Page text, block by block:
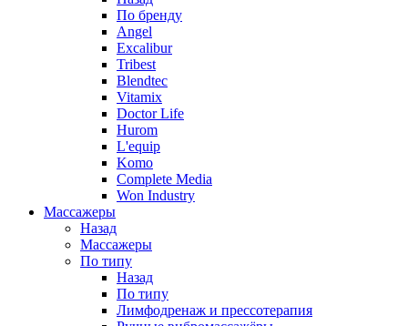
По бренду
Angel
Excalibur
Tribest
Blendtec
Vitamix
Doctor Life
Hurom
L'equip
Komo
Complete Media
Won Industry
Массажеры
Назад
Массажеры
По типу
Назад
По типу
Лимфодренаж и прессотерапия